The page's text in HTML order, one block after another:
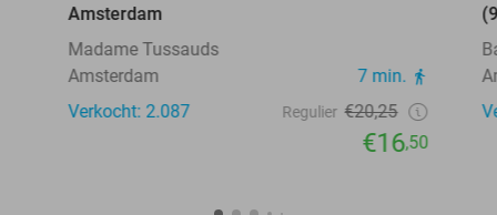
Amsterdam
Madame Tussauds
Amsterdam
7 min.
Verkocht: 2.087
Regulier €20,25
€16,50